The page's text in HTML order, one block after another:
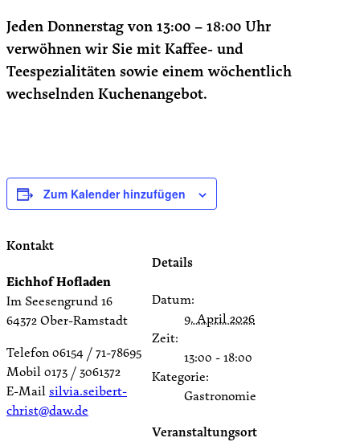
Jeden Donnerstag von 13:00 – 18:00 Uhr
verwöhnen wir Sie mit Kaffee- und
Teespezialitäten sowie einem wöchentlich
wechselnden Kuchenangebot.
Zum Kalender hinzufügen
Details
Datum:
9. April 2026
Zeit:
13:00 - 18:00
Kategorie:
Gastronomie
Veranstaltungsort
Kontakt
Eichhof Hofladen
Im Seesengrund 16
64372 Ober-Ramstadt
Telefon 06154 / 71-78695
Mobil 0173 / 3061372
E-Mailsilvia.seibert-
christ@daw.de